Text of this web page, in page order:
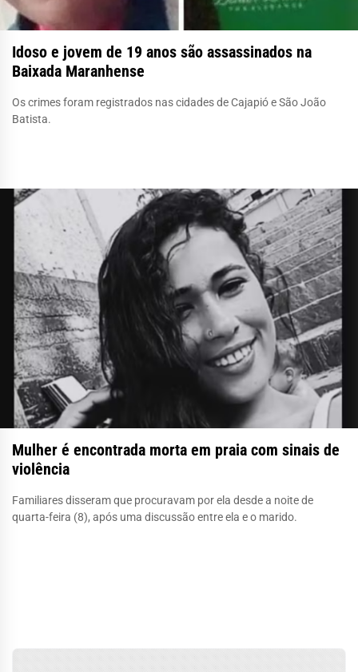
Idoso e jovem de 19 anos são assassinados na
Baixada Maranhense
Os crimes foram registrados nas cidades de Cajapió e São João
Batista.
Mulher é encontrada morta em praia com sinais de
violência
Familiares disseram que procuravam por ela desde a noite de
quarta-feira (8), após uma discussão entre ela e o marido.